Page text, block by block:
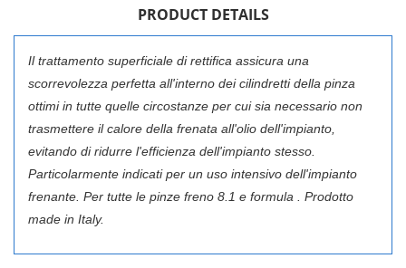
PRODUCT DETAILS
Il trattamento superficiale di rettifica assicura una
scorrevolezza perfetta all'interno dei cilindretti della pinza
ottimi in tutte quelle circostanze per cui sia necessario non
trasmettere il calore della frenata all'olio dell'impianto,
evitando di ridurre l'efficienza dell'impianto stesso.
Particolarmente indicati per un uso intensivo dell'impianto
frenante. Per tutte le pinze freno 8.1 e formula . Prodotto
made in Italy.
LE MIE LISTE DI DESIDERI
add_circle_outlineCrea nuova lista
CREATE WISHLIST
WISHLIST NAME
Cancel Create wishlist
SIGN IN
You need to be logged in to save products in your wishlist.
Cancel Sign in